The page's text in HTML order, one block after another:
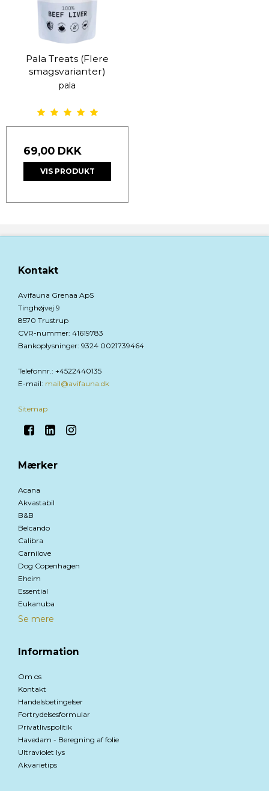
Pala Treats (Flere
smagsvarianter)
pala
69,00 DKK
VIS PRODUKT
Kontakt
Avifauna Grenaa ApS
Tinghøjvej 9
8570 Trustrup
CVR-nummer: 41619783
Bankoplysninger: 9324 0021739464
Telefonnr.: +4522440135
E-mail: mail@avifauna.dk
Sitemap
Mærker
Acana
Akvastabil
B&B
Belcando
Calibra
Carnilove
Dog Copenhagen
Eheim
Essential
Eukanuba
Se mere
Information
Om os
Kontakt
Handelsbetingelser
Fortrydelsesformular
Privatlivspolitik
Havedam - Beregning af folie
Ultraviolet lys
Akvarietips